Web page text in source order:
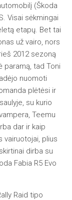
(Škoda
Visai sėkmingai
etapų. Bet tai
už vairo, nors
2012 sezoną
paramą, tad Toni
nuomoti
plėtėsi ir
su kurio
Teemu
dar ir kaip
vairuotojai, plius
dirba su
Fabia R5 Evo
Raid tipo